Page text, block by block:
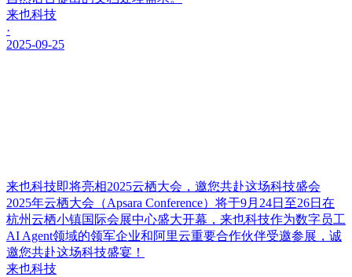
来也科技
·
2025-09-25
来也科技即将亮相2025云栖大会，邀您共赴这场科技盛会
2025年云栖大会（Apsara Conference）将于9月24日至26日在
杭州云栖小镇国际会展中心盛大开幕，来也科技作为数字员工
AI Agent领域的领军企业和阿里云重要合作伙伴受邀参展，诚
邀您共赴这场科技盛宴！
来也科技